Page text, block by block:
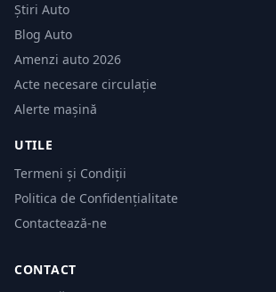
Știri Auto
Blog Auto
Amenzi auto 2026
Acte necesare circulație
Alerte mașină
UTILE
Termeni și Condiții
Politica de Confidențialitate
Contactează-ne
CONTACT